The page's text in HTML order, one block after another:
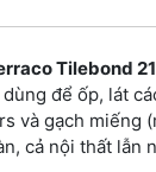
Tilebond
để ốp, lát
và gạch miếng
cả nội thất lẫn